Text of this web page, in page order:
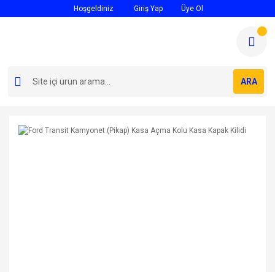
Hoşgeldiniz Giriş Yap Üye Ol
ARA